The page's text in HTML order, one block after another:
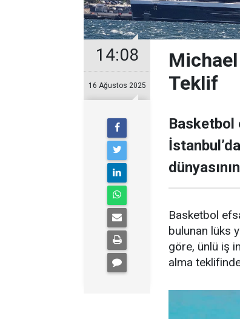
14:08
16 Ağustos 2025
Michael
Teklif
Basketbol
Basketbol
bulunan lüks
göre, ünlü iş
alma